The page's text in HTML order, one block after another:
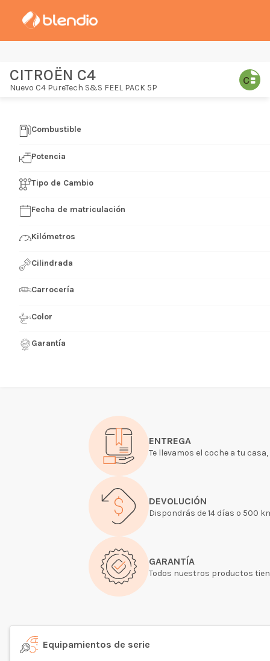
CITROËN C4
Nuevo C4 PureTech S&S FEEL PACK 5P
ENTREGA
Te llevamos el coche a tu
DEVOLUCIÓN
Dispondrás de 14 días o 500
GARANTÍA
Todos nuestros productos
Equipamientos de serie
Combustible
Potencia
Tipo de Cambio
Fecha de matriculación
Kilómetros
Cilindrada
Carrocería
Color
Garantía